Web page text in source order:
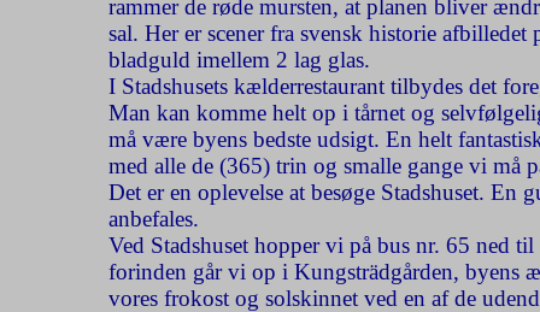
rammer de røde mursten, at planen bliver
sal. Her er scener fra svensk historie
bladguld imellem 2 lag glas.
I Stadshusets kælderrestaurant tilbydes det
Man kan komme helt op i tårnet og
må være byens bedste udsigt. En helt
med alle de (365) trin og smalle gange vi må
Det er en oplevelse at besøge Stadshuset.
anbefales.
Ved Stadshuset hopper vi på bus nr. 65 ned
forinden går vi op i Kungsträdgården, byens
vores frokost og solskinnet ved en af de